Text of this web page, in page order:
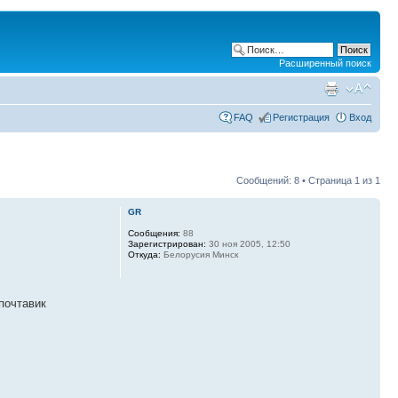
Расширенный поиск
FAQ Регистрация Вход
Сообщений: 8 • Страница 1 из 1
GR
Сообщения: 88
Зарегистрирован: 30 ноя 2005, 12:50
Откуда: Белорусия Минск